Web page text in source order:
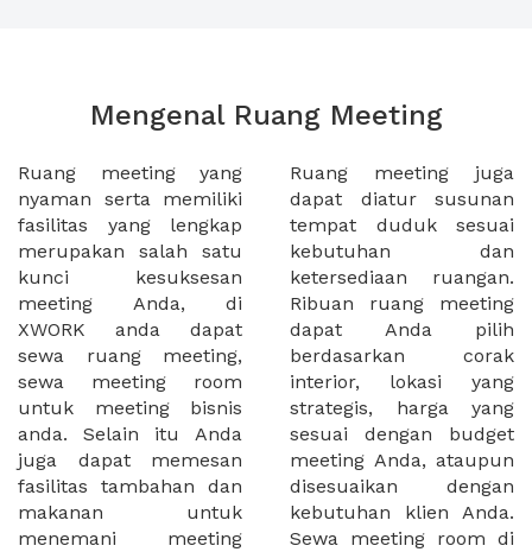
Mengenal Ruang Meeting
Ruang meeting yang
nyaman serta memiliki
fasilitas yang lengkap
merupakan salah satu
kunci kesuksesan
meeting Anda, di
XWORK anda dapat
sewa ruang meeting,
sewa meeting room
untuk meeting bisnis
anda. Selain itu Anda
juga dapat memesan
fasilitas tambahan dan
makanan untuk
menemani meeting
Ruang meeting juga
dapat diatur susunan
tempat duduk sesuai
kebutuhan dan
ketersediaan ruangan.
Ribuan ruang meeting
dapat Anda pilih
berdasarkan corak
interior, lokasi yang
strategis, harga yang
sesuai dengan budget
meeting Anda, ataupun
disesuaikan dengan
kebutuhan klien Anda.
Sewa meeting room di